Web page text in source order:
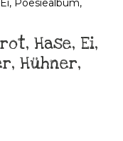
Hase, Ei,
Hühner,